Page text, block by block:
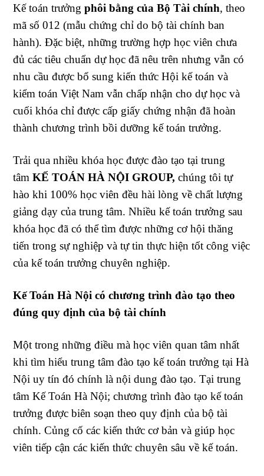
Kế toán trưởngphôi bằng của Bộ Tài chính, theo
mã số 012 (mẫu chứng chỉ do bộ tài chính ban
hành). Đặc biệt, những trường hợp học viên chưa
đủ các tiêu chuẩn dự học đã nêu trên nhưng vẫn có
nhu cầu được bổ sung kiến thức Hội kế toán và
kiểm toán Việt Nam vẫn chấp nhận cho dự học và
cuối khóa chỉ được cấp giấy chứng nhận đã hoàn
thành chương trình bồi dưỡng kế toán trưởng.
Trải qua nhiều khóa học được đào tạo tại trung
tâmKẾ TOÁN HÀ NỘI GROUP,chúng tôi tự
hào khi 100% học viên đều hài lòng về chất lượng
giảng dạy của trung tâm. Nhiều kế toán trưởng sau
khóa học đã có thể tìm được những cơ hội thăng
tiến trong sự nghiệp và tự tin thực hiện tốt công việc
của kế toán trưởng chuyên nghiệp.
Kế Toán Hà Nội có chương trình đào tạo theo
đúng quy định của bộ tài chính
Một trong những điều mà học viên quan tâm nhất
khi tìm hiểu trung tâm đào tạo kế toán trưởng tại Hà
Nội uy tín đó chính là nội dung đào tạo. Tại trung
tâm Kế Toán Hà Nội; chương trình đào tạo kế toán
trưởng được biên soạn theo quy định của bộ tài
chính. Củng cố các kiến thức cơ bản và giúp học
viên tiếp cận các kiến thức chuyên sâu về kế toán.